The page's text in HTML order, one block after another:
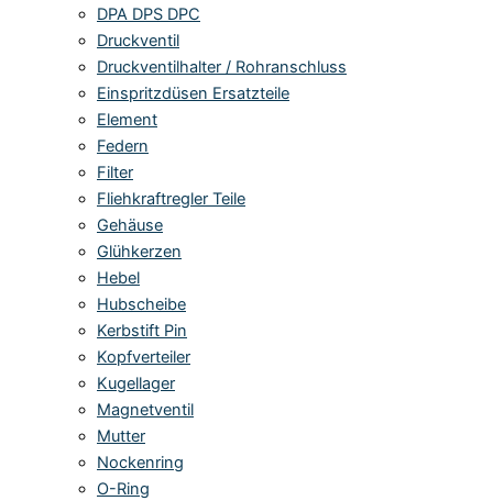
DPA DPS DPC
Druckventil
Druckventilhalter / Rohranschluss
Einspritzdüsen Ersatzteile
Element
Federn
Filter
Fliehkraftregler Teile
Gehäuse
Glühkerzen
Hebel
Hubscheibe
Kerbstift Pin
Kopfverteiler
Kugellager
Magnetventil
Mutter
Nockenring
O-Ring